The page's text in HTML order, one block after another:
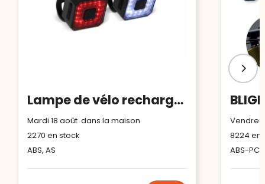
Lampe de vélo rechargeable
Mardi 18 août dans la maison
2270 en stock
ABS, AS
8224 en
ABS-PC